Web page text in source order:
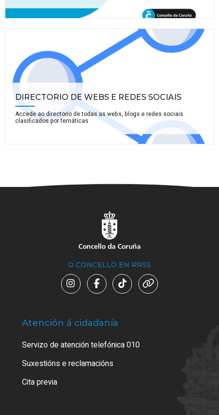
DIRECTORIO DE WEBS E REDES SOCIAIS
Accede ao directorio de todas as webs, blogs e redes sociais
clasificados por temáticas
O CONCELLO EN RRSS
Atención á cidadanía
Servizo de atención telefónica 010
Suxestións e reclamacións
Cita previa